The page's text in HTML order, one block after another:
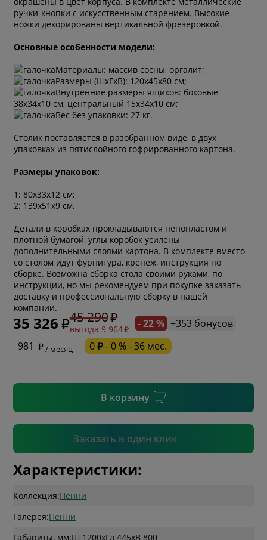
ручки-кнопки с искусственным старением. Высокие
ножки декорированы вертикальной фрезеровкой.
Основные особенности модели:
Материалы: массив сосны, оргалит;
Размеры (ШxГxВ): 120х45х80 см;
Внутренние размеры ящиков: боковые
38х34х10 см, центральный 15х34х10 см;
Вес без упаковки: 27 кг.
Столик поставляется в разобранном виде, в двух
упаковках из пятислойного гофрированного картона.
Размеры упаковок:
1: 80х33х12 см;
2: 139х51х9 см.
Детали в коробках прокладываются пенопластом и
плотной бумагой, углы коробок усилены
дополнительными слоями картона. В комплекте вместо
со столом идут фурнитура, крепеж, инструкция по
сборке. Возможна сборка стола своими руками, по
инструкции, но мы рекомендуем при покупке заказать
доставку и профессиональную сборку в нашей
компании.
35 326 45 290
выгода 9 964 - 22 % +353 бонусов
981
/ месяц 0 ₽ - 0 % - 36 мес.
В корзину
Заказать в один клик
* обязательное поле
* необязательное поле
Подтвердить
Характеристики:
Коллекция:Пенни
Галерея:Пенни
Габариты, мм:Ш 1200xГл 445xВ 800